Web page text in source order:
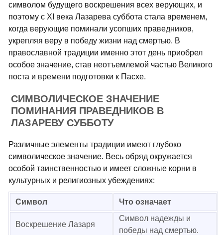
символом будущего воскрешения всех верующих, и
поэтому с XI века Лазарева суббота стала временем,
когда верующие поминали усопших праведников,
укрепляя веру в победу жизни над смертью. В
православной традиции именно этот день приобрел
особое значение, став неотъемлемой частью Великого
поста и времени подготовки к Пасхе.
СИМВОЛИЧЕСКОЕ ЗНАЧЕНИЕ
ПОМИНАНИЯ ПРАВЕДНИКОВ В
ЛАЗАРЕВУ СУББОТУ
Различные элементы традиции имеют глубоко
символическое значение. Весь обряд окружается
особой таинственностью и имеет сложные корни в
культурных и религиозных убеждениях:
Символ Что означает
Воскрешение Лазаря
Символ надежды и
победы над смертью.